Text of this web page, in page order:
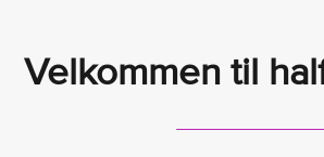
Velkommen til